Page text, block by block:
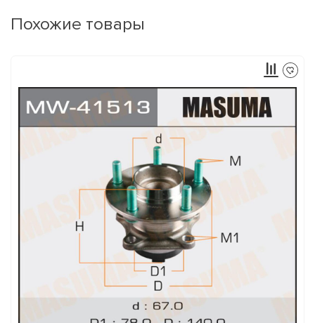
Похожие товары